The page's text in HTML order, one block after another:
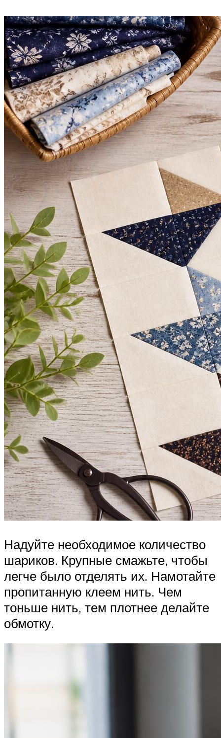
Надуйте необходимое количество
шариков. Крупные смажьте, чтобы
легче было отделять их. Намотайте
пропитанную клеем нить. Чем
тоньше нить, тем плотнее делайте
обмотку.